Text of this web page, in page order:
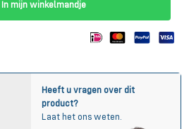
In mijn winkelmandje
Heeft u vragen over dit
product?
Laat het ons weten.